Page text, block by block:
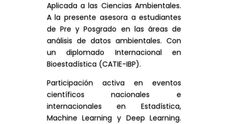
Aplicada a las Ciencias Ambientales.
A la presente asesora a estudiantes
de Pre y Posgrado en las áreas de
análisis de datos ambientales. Con
un diplomado Internacional en
Bioestadística (CATIE-IBP).
Participación activa en eventos
científicos nacionales e
internacionales en Estadística,
Machine Learning y Deep Learning.